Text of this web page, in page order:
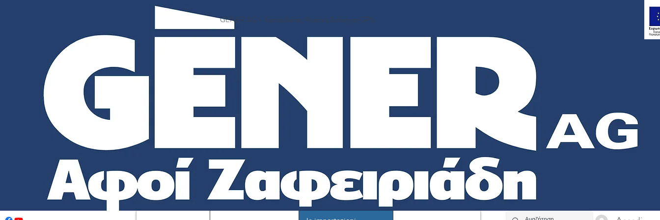
GENER AG – Χορτοσυλλέκτες, Ψεκαστικά & πλοήγηση GPS